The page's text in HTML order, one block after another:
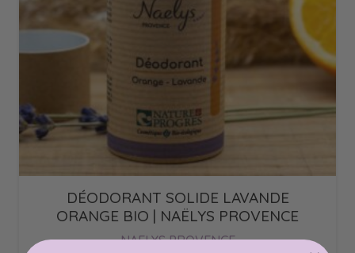
DÉODORANT SOLIDE LAVANDE
ORANGE BIO | NAËLYS PROVENCE
NAELYS PROVENCE